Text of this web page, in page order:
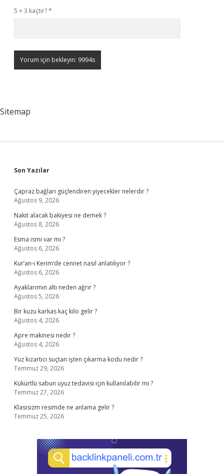
5 + 3 kaçtır?*
Sitemap
Sidebar
Son Yazılar
Çapraz bağları güçlendiren yiyecekler nelerdir ?
Ağustos 9, 2026
Nakit alacak bakiyesi ne demek ?
Ağustos 8, 2026
Esma ismi var mı ?
Ağustos 6, 2026
Kur’an-ı Kerim’de cennet nasıl anlatılıyor ?
Ağustos 6, 2026
Ayaklarımın altı neden ağrır ?
Ağustos 5, 2026
Bir kuzu karkas kaç kilo gelir ?
Ağustos 4, 2026
Apre makinesi nedir ?
Ağustos 4, 2026
Yüz kızartıcı suçtan işten çıkarma kodu nedir ?
Temmuz 29, 2026
Kükürtlü sabun uyuz tedavisi için kullanılabilir mi ?
Temmuz 27, 2026
Klasisizm resimde ne anlama gelir ?
Temmuz 25, 2026